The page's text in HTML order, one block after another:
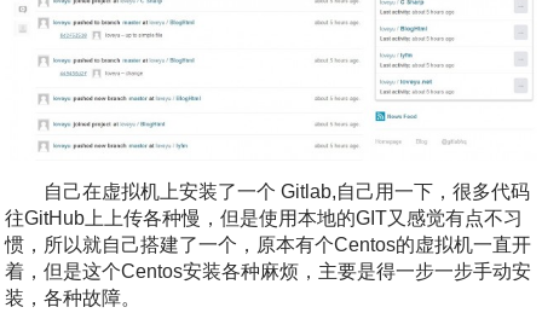
自己在虚拟机上安装了一个 Gitlab,自己用一下，很多代码
往GitHub上上传各种慢，但是使用本地的GIT又感觉有点不习
惯，所以就自己搭建了一个，原本有个Centos的虚拟机一直开
着，但是这个Centos安装各种麻烦，主要是得一步一步手动安
装，各种故障。